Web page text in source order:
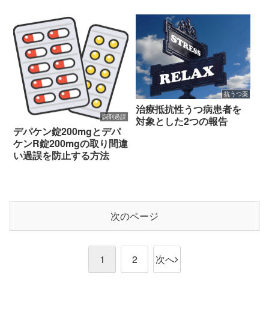
番号：S-812217）
調剤過誤
デパケン錠200mgとデパ
ケンR錠200mgの取り間違
い過誤を防止する方法
抗うつ薬
治療抵抗性うつ病患者を
対象とした2つの報告
次のページ
1 2 次へ